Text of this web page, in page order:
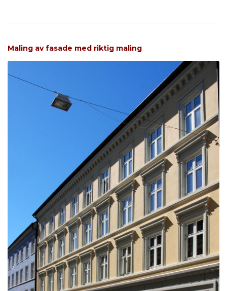
Maling av fasade med riktig maling